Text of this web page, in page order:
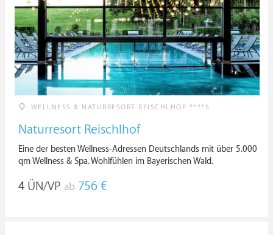
WELLNESS & NATURRESORT REISCHLHOF ****S
Naturresort Reischlhof
Eine der besten Wellness-Adressen Deutschlands mit über 5.000
qm Wellness & Spa. Wohlfühlen im Bayerischen Wald.
4 ÜN/VP ab 756 €